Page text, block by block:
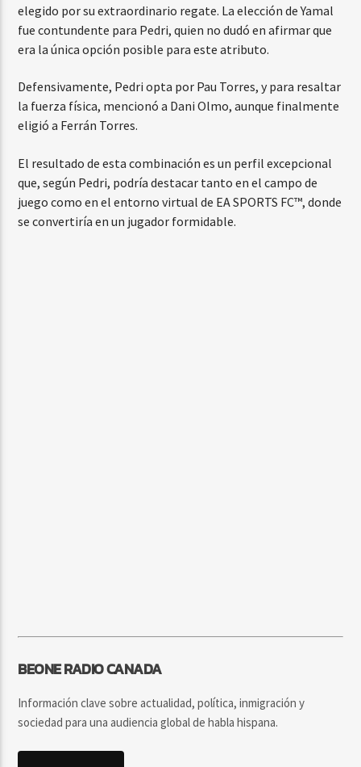
elegido por su extraordinario regate. La elección de Yamal
fue contundente para Pedri, quien no dudó en afirmar que
era la única opción posible para este atributo.
Defensivamente, Pedri opta por Pau Torres, y para resaltar
la fuerza física, mencionó a Dani Olmo, aunque finalmente
eligió a Ferrán Torres.
El resultado de esta combinación es un perfil excepcional
que, según Pedri, podría destacar tanto en el campo de
juego como en el entorno virtual de EA SPORTS FC™, donde
se convertiría en un jugador formidable.
BEONE RADIO CANADA
Información clave sobre actualidad, política, inmigración y
sociedad para una audiencia global de habla hispana.